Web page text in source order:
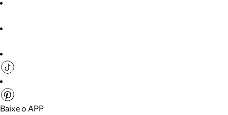
Baixe o APP